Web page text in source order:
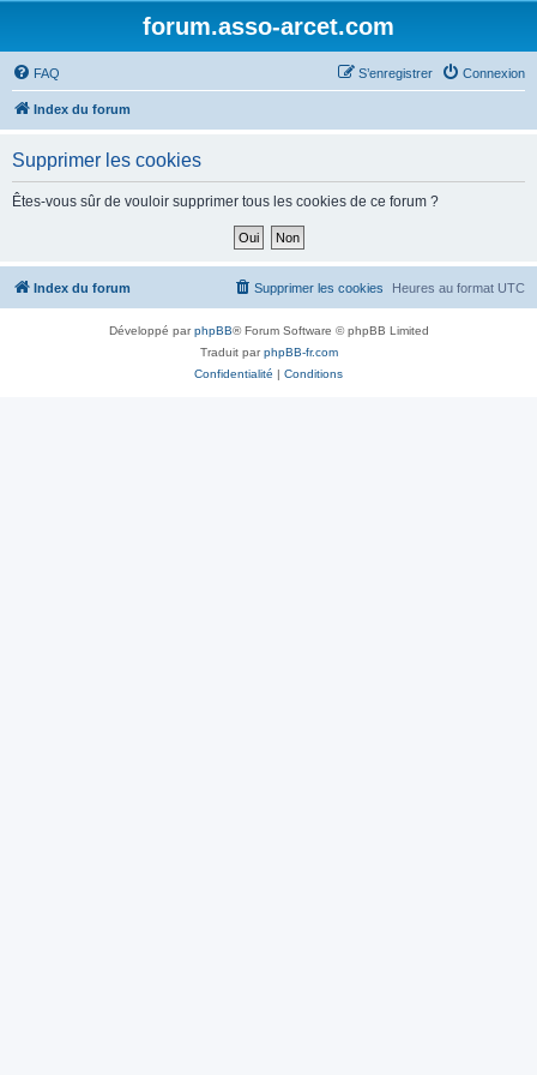
forum.asso-arcet.com
FAQ Connexion
S’enregistrer
Index du forum
Supprimer les cookies
Êtes-vous sûr de vouloir supprimer tous les cookies de ce forum ?
Index du forum Heures au format UTC
Supprimer les cookies
Développé parphpBB® Forum Software © phpBB Limited
Traduit parphpBB-fr.com
Confidentialité | Conditions